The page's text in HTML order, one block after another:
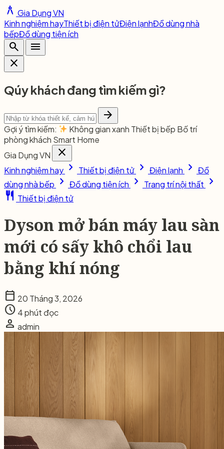
architecture Gia Dụng VN
Kinh nghiệm hayThiết bị điện tửĐiện lạnhĐồ dùng nhà
bếpĐồ dùng tiện ích
search
menu
close
Qúy khách đang tìm kiếm gì?
arrow_forward
Gợi ý tìm kiếm: Không gian xanh Thiết bị bếp Bố trí
phòng khách Smart Home
Gia Dụng VN
close
Kinh nghiệm hay chevron_right Thiết bị điện tử chevron_right Điện lạnh chevron_right Đồ
dùng nhà bếp chevron_right Đồ dùng tiện ích chevron_right Trang trí nội thất chevron_right
restaurant Thiết bị điện tử
Dyson mở bán máy lau sàn
mới có sấy khô chổi lau
bằng khí nóng
calendar_today 20 Tháng 3, 2026
schedule 4 phút đọc
person admin